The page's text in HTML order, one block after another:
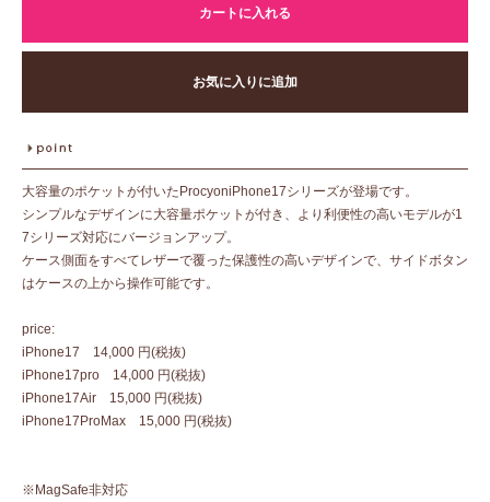
カートに入れる
お気に入りに追加
大容量のポケットが付いたProcyoniPhone17シリーズが登場です。
シンプルなデザインに大容量ポケットが付き、より利便性の高いモデルが1
7シリーズ対応にバージョンアップ。
ケース側面をすべてレザーで覆った保護性の高いデザインで、サイドボタン
はケースの上から操作可能です。
price:
iPhone17 14,000 円(税抜)
iPhone17pro 14,000 円(税抜)
iPhone17Air 15,000 円(税抜)
iPhone17ProMax 15,000 円(税抜)
※MagSafe非対応